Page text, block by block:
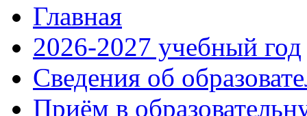
Главная
2026-2027 учебный год
Сведения об
Приём в